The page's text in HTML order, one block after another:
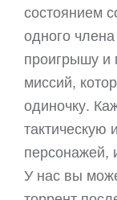
состоянием
одного
проигрышу и
миссий,
одиночку.
тактическую
персонажей,
У нас вы